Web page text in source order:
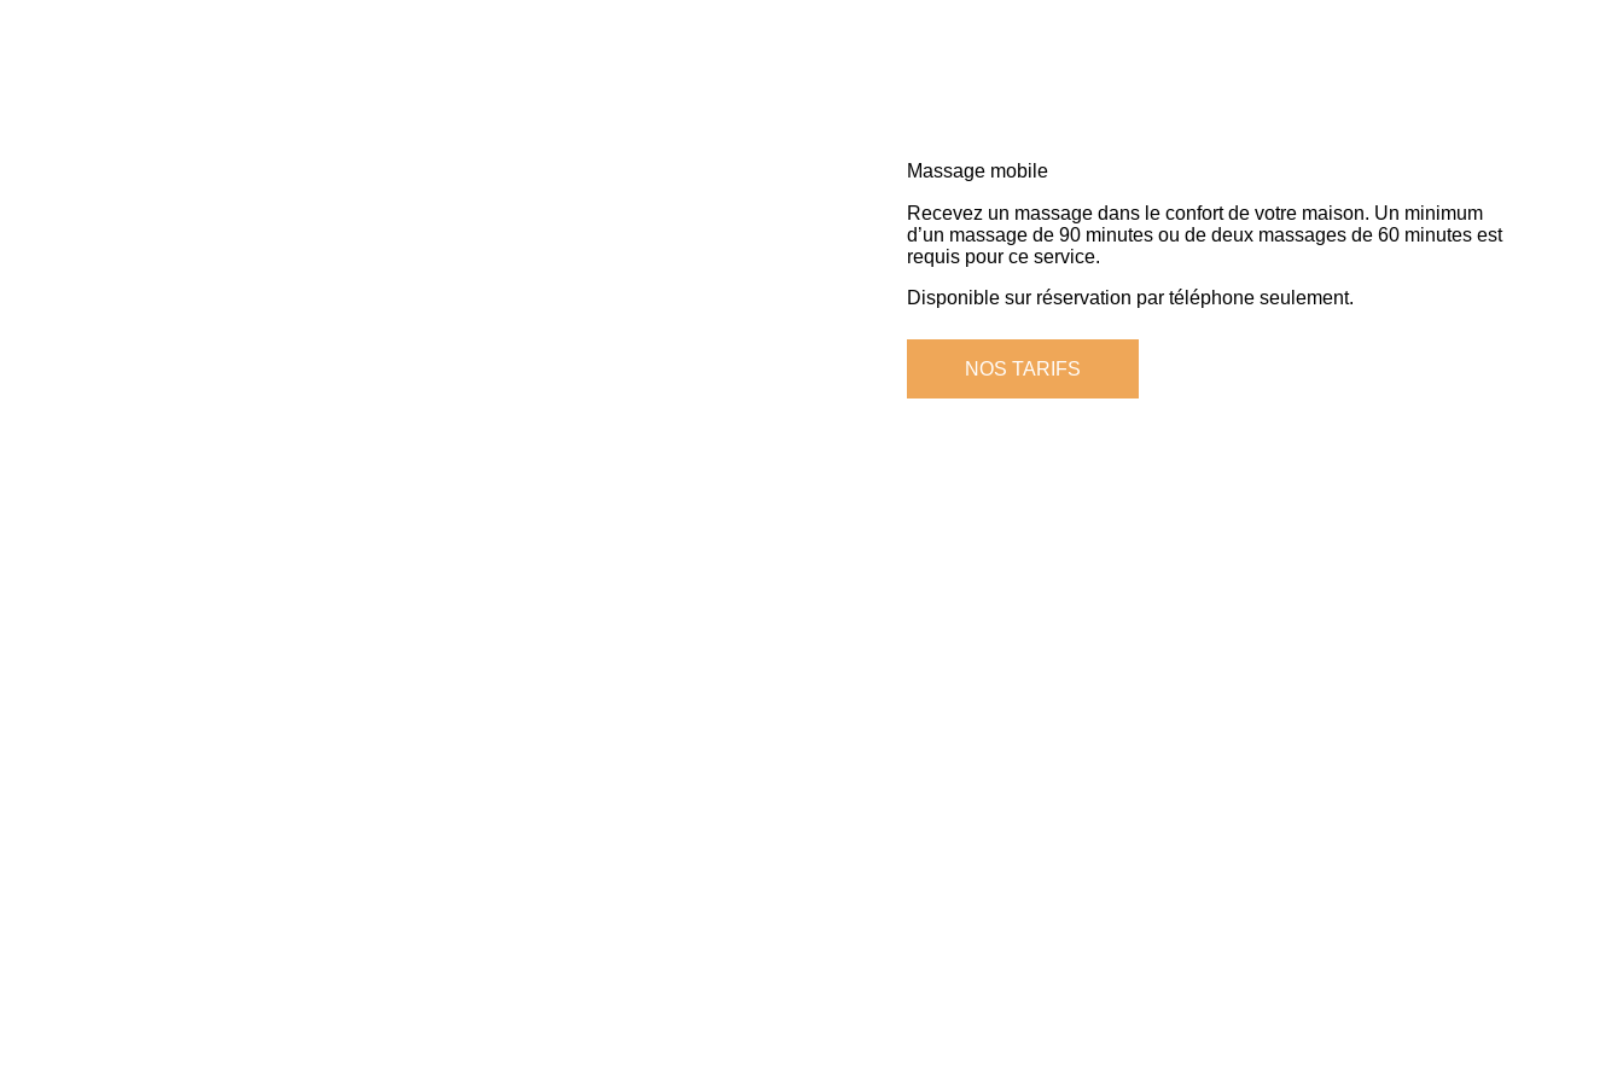
Massage mobile
Recevez un massage dans le confort de votre maison. Un minimum
d’un massage de 90 minutes ou de deux massages de 60 minutes est
requis pour ce service.
Disponible sur réservation par téléphone seulement.
NOS TARIFS